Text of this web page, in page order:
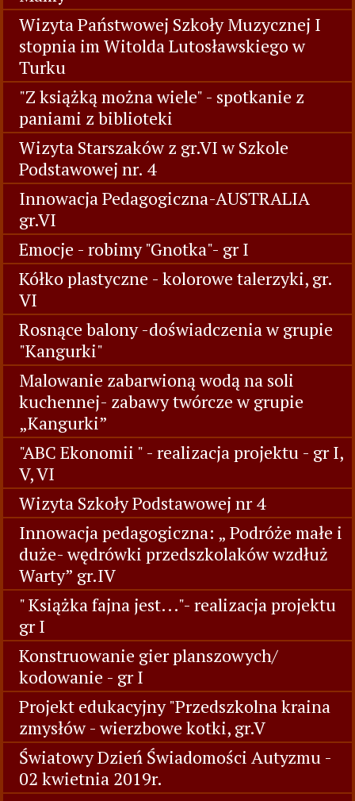
Wizyta Państwowej Szkoły Muzycznej I
stopnia im Witolda Lutosławskiego w
Turku
"Z książką można wiele" - spotkanie z
paniami z biblioteki
Wizyta Starszaków z gr.VI w Szkole
Podstawowej nr. 4
Innowacja Pedagogiczna-AUSTRALIA
gr.VI
Emocje - robimy "Gnotka"- gr I
Kółko plastyczne - kolorowe talerzyki, gr.
VI
Rosnące balony -doświadczenia w grupie
"Kangurki"
Malowanie zabarwioną wodą na soli
kuchennej- zabawy twórcze w grupie
„Kangurki”
"ABC Ekonomii " - realizacja projektu - gr I,
V, VI
Wizyta Szkoły Podstawowej nr 4
Innowacja pedagogiczna: „ Podróże małe i
duże- wędrówki przedszkolaków wzdłuż
Warty” gr.IV
" Książka fajna jest..."- realizacja projektu
gr I
Konstruowanie gier planszowych/
kodowanie - gr I
Projekt edukacyjny "Przedszkolna kraina
zmysłów - wierzbowe kotki, gr.V
Światowy Dzień Świadomości Autyzmu -
02 kwietnia 2019r.